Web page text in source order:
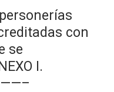
con
se
I.